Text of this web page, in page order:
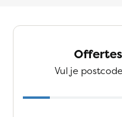
Vul je